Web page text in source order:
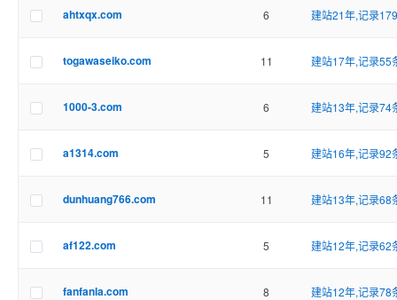
ahtxqx.com 6 建站21年,记录
togawaseiko.com 11 建站17年,记录55
1000-3.com 6 建站13年,记录74
a1314.com 5 建站16年,记录92
dunhuang766.com 11 建站13年,记录68
af122.com 5 建站12年,记录62
fanfanla.com 8 建站12年,记录78